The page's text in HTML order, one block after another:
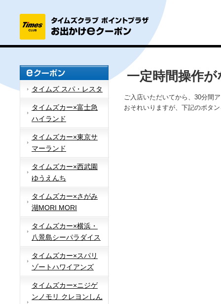
タイムズ スパ・レスタ
タイムズカー×富士急
ハイランド
タイムズカー×東京サ
マーランド
タイムズカー×西武園
ゆうえんち
タイムズカー×さがみ
湖MORI MORI
タイムズカー×横浜・
八景島シーパラダイス
タイムズカー×スパリ
ゾートハワイアンズ
タイムズカー×ニジゲ
ンノモリ クレヨンしん
一定時間操作
ご入店いただいてから、30分間
おそれいりますが、下記のボタ